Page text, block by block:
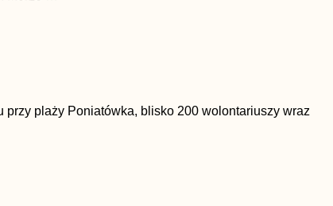
plaży Poniatówka, blisko 200 wolontariuszy wraz